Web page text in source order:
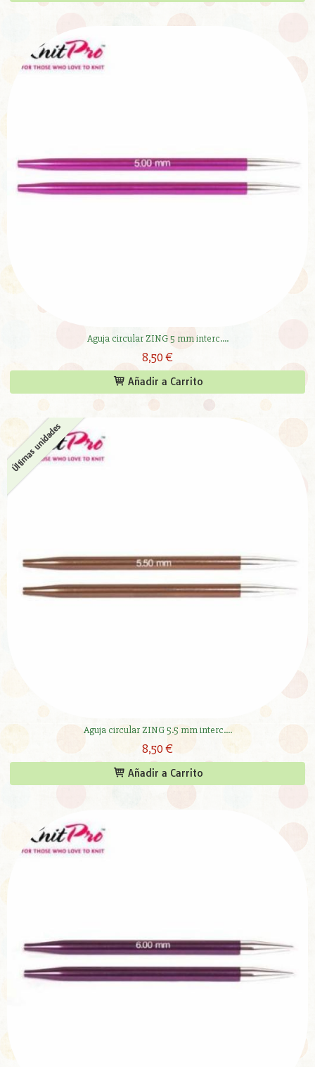
Aguja circular ZING 5 mm interc....
8,50 €
Añadir a Carrito
Últimas unidades
Aguja circular ZING 5.5 mm interc....
8,50 €
Añadir a Carrito